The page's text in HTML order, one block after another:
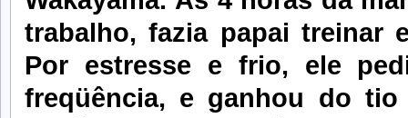
trabalho, fazia papai treinar
Por estresse e frio, ele
freqüência, e ganhou do